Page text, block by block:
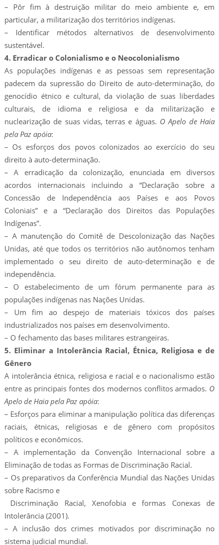
– Pôr fim à destruição militar do meio ambiente e, em
particular, a militarização dos territórios indígenas.
– Identificar métodos alternativos de desenvolvimento
sustentável.
4. Erradicar o Colonialismo e o Neocolonialismo
As populações indígenas e as pessoas sem representação
padecem da supressão do Direito de auto-determinação, do
genocídio étnico e cultural, da violação de suas liberdades
culturais, de idioma e religiosa e da militarização e
nuclearização de suas vidas, terras e águas. O Apelo de Haia
pela Paz apóia:
– Os esforços dos povos colonizados ao exercício do seu
direito à auto-determinação.
– A erradicação da colonização, enunciada em diversos
acordos internacionais incluindo a “Declaração sobre a
Concessão de Independência aos Países e aos Povos
Coloniais” e a “Declaração dos Direitos das Populações
Indígenas”.
– A manutenção do Comitê de Descolonização das Nações
Unidas, até que todos os territórios não autônomos tenham
implementado o seu direito de auto-determinação e de
independência.
– O estabelecimento de um fórum permanente para as
populações indígenas nas Nações Unidas.
– Um fim ao despejo de materiais tóxicos dos países
industrializados nos países em desenvolvimento.
– O fechamento das bases militares estrangeiras.
5. Eliminar a Intolerância Racial, Étnica, Religiosa e de
Gênero
A intolerância étnica, religiosa e racial e o nacionalismo estão
entre as principais fontes dos modernos conflitos armados. O
Apelo de Haia pela Paz apóia:
– Esforços para eliminar a manipulação política das diferenças
raciais, étnicas, religiosas e de gênero com propósitos
políticos e econômicos.
– A implementação da Convenção Internacional sobre a
Eliminação de todas as Formas de Discriminação Racial.
– Os preparativos da Conferência Mundial das Nações Unidas
sobre Racismo e
Discriminação Racial, Xenofobia e formas Conexas de
Intolerância (2001).
– A inclusão dos crimes motivados por discriminação no
sistema judicial mundial.